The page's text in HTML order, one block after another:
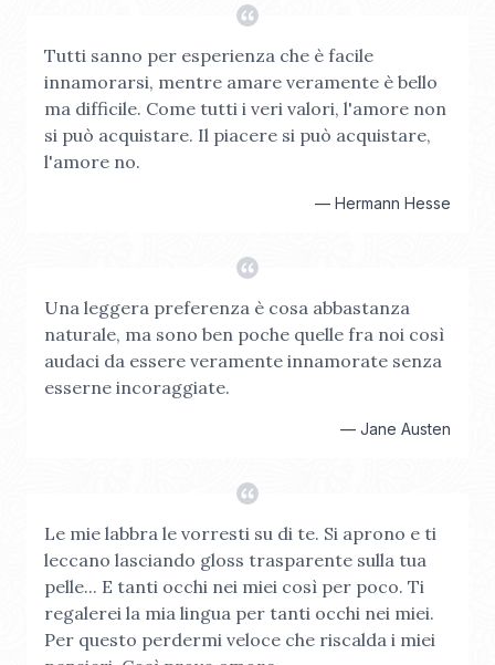
Tutti sanno per esperienza che è facile
innamorarsi, mentre amare veramente è bello
ma difficile. Come tutti i veri valori, l'amore non
si può acquistare. Il piacere si può acquistare,
l'amore no.
— Hermann Hesse
Una leggera preferenza è cosa abbastanza
naturale, ma sono ben poche quelle fra noi così
audaci da essere veramente innamorate senza
esserne incoraggiate.
— Jane Austen
Le mie labbra le vorresti su di te. Si aprono e ti
leccano lasciando gloss trasparente sulla tua
pelle... E tanti occhi nei miei così per poco. Ti
regalerei la mia lingua per tanti occhi nei miei.
Per questo perdermi veloce che riscalda i miei